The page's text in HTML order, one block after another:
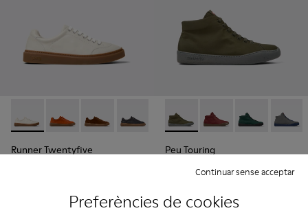
Preferències de cookies
Continuar sense acceptar
Runner Twentyfive - K101105-009 - Sabatilles de pell
Runner Twentyfive - K101105-016
Runner Twentyfive - K101105-015
Runner Twentyfive - K101105-013
Runner Twentyfive - K101105-
Runner Twentyfive -
RunnerRunner
Runner Twentyfive
Peu Touring - K300270-014
Peu Touring -Peu Touring -
Peu
Peu Touring
Afegir